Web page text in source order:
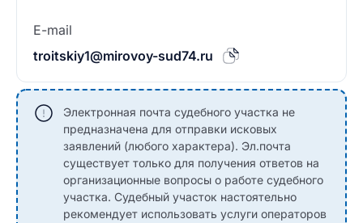
E-mail
troitskiy1@mirovoy-sud74.ru
Электронная почта судебного участка не
предназначена для отправки исковых
заявлений (любого характера). Эл.почта
существует только для получения ответов на
организационные вопросы о работе судебного
участка. Судебный участок настоятельно
рекомендует использовать услуги операторов